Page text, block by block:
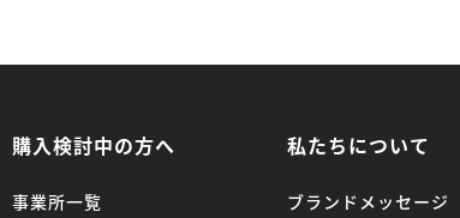
購入検討中の方へ
事業所一覧
私たちについて
ブランドメッセージ